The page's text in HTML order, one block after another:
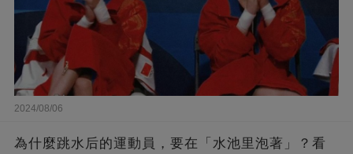
2024/08/06
為什麼跳水后的運動員，要在「水池里泡著」？看